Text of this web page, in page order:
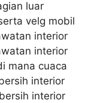
luar
velg mobil
interior
interior
mana cuaca
interior
interior